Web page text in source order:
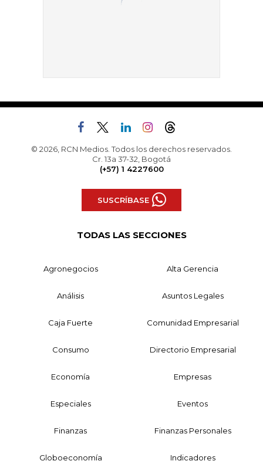
© 2026, RCN Medios. Todos los derechos reservados.
Cr. 13a 37-32, Bogotá
(+57) 1 4227600
SUSCRÍBASE
TODAS LAS SECCIONES
Agronegocios Alta Gerencia
Análisis Asuntos Legales
Caja Fuerte Comunidad Empresarial
Consumo Directorio Empresarial
Economía Empresas
Especiales Eventos
Finanzas Finanzas Personales
Globoeconomía Indicadores